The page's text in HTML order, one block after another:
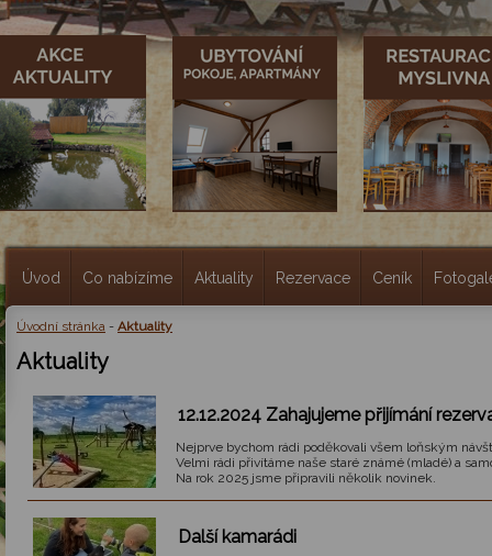
Úvod Co nabízíme Aktuality Rezervace Ceník
Úvodní stránka - Aktuality
Aktuality
12.12.2024 Zahajujeme přijímání
Nejprve bychom rádi poděkovali všem loňským
Velmi rádi přivítáme naše staré známé (mladé) a
Na rok 2025 jsme připravili několik novinek.
Další kamarádi